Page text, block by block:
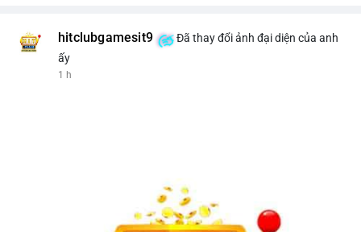
hitclubgamesit9
Đã thay đổi ảnh đại diện của anh
ấy
1 h